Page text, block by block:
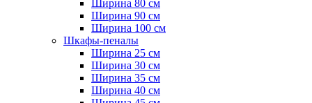
Ширина 80 см
Ширина 90 см
Ширина 100 см
Шкафы-пеналы
Ширина 25 см
Ширина 30 см
Ширина 35 см
Ширина 40 см